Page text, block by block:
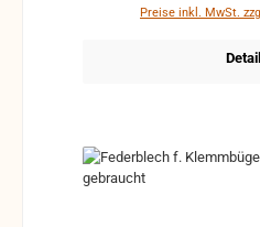
Preise inkl. MwSt.